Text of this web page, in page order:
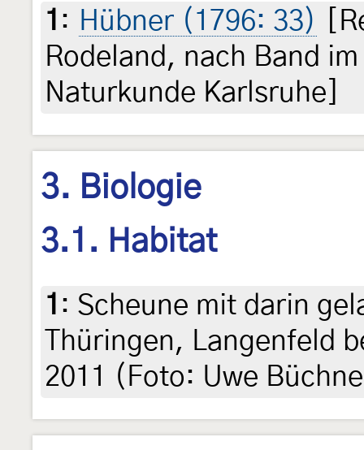
1 : Hübner (1796: 33)
Rodeland, nach Band
Naturkunde Karlsruhe]
3. Biologie
3.1. Habitat
1 : Scheune mit darin
Thüringen, Langenfeld
2011 (Foto: Uwe